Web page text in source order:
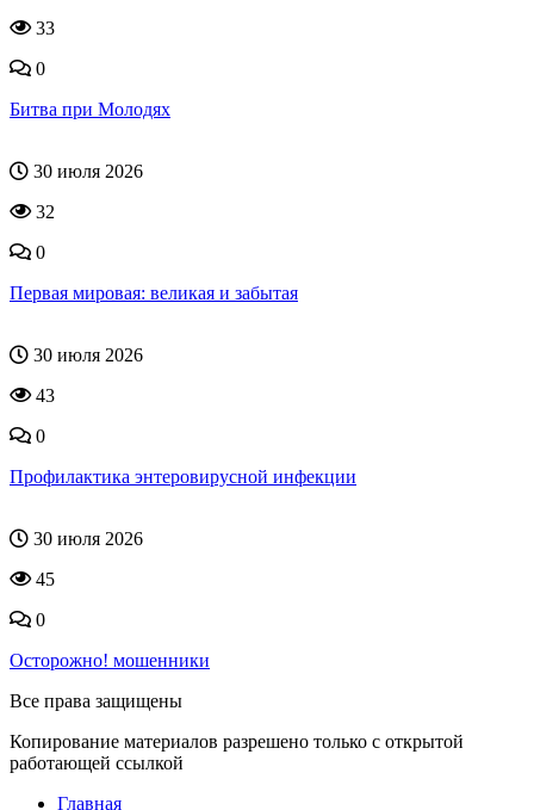
33
0
Битва при Молодях
30 июля 2026
32
0
Первая мировая: великая и забытая
30 июля 2026
43
0
Профилактика энтеровирусной инфекции
30 июля 2026
45
0
Осторожно! мошенники
Все права защищены
Копирование материалов разрешено только с открытой
работающей ссылкой
Главная